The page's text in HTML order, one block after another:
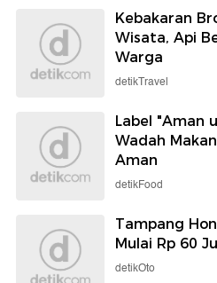
Kebakaran
Wisata, Api
Warga
detikTravel
Label "Aman
Wadah
Aman
detikFood
Tampang
Mulai Rp 60
detikOto